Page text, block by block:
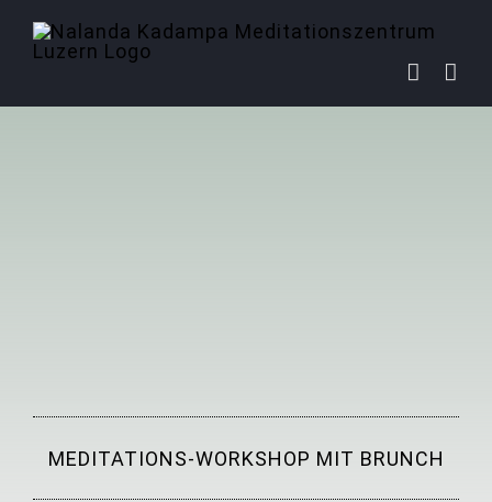
Inhalt
MEDITATIONS-WORKSHOP MIT BRUNCH